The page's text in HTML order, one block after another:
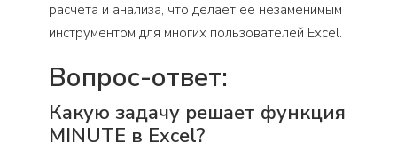
расчета и анализа, что делает ее незаменимым
инструментом для многих пользователей Excel.
Вопрос-ответ:
Какую задачу решает функция
MINUTE в Excel?